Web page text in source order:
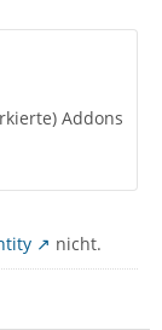
Addons
nicht.